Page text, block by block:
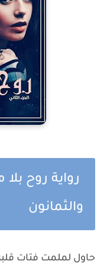
رواية روح
والثمانون
حاول لملمت فتات